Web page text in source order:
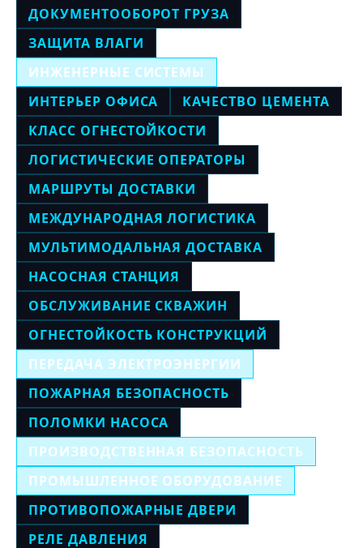
ДОКУМЕНТООБОРОТ ГРУЗА
ЗАЩИТА ВЛАГИ
ИНЖЕНЕРНЫЕ СИСТЕМЫ
ИНТЕРЬЕР ОФИСА
КАЧЕСТВО ЦЕМЕНТА
КЛАСС ОГНЕСТОЙКОСТИ
ЛОГИСТИЧЕСКИЕ ОПЕРАТОРЫ
МАРШРУТЫ ДОСТАВКИ
МЕЖДУНАРОДНАЯ ЛОГИСТИКА
МУЛЬТИМОДАЛЬНАЯ ДОСТАВКА
НАСОСНАЯ СТАНЦИЯ
ОБСЛУЖИВАНИЕ СКВАЖИН
ОГНЕСТОЙКОСТЬ КОНСТРУКЦИЙ
ПЕРЕДАЧА ЭЛЕКТРОЭНЕРГИИ
ПОЖАРНАЯ БЕЗОПАСНОСТЬ
ПОЛОМКИ НАСОСА
ПРОИЗВОДСТВЕННАЯ БЕЗОПАСНОСТЬ
ПРОМЫШЛЕННОЕ ОБОРУДОВАНИЕ
ПРОТИВОПОЖАРНЫЕ ДВЕРИ
РЕЛЕ ДАВЛЕНИЯ